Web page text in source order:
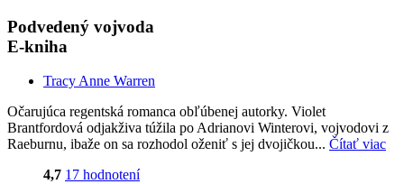
Podvedený vojvoda
E-kniha
Tracy Anne Warren
Očarujúca regentská romanca obľúbenej autorky. Violet
Brantfordová odjakživa túžila po Adrianovi Winterovi, vojvodovi z
Raeburnu, ibaže on sa rozhodol oženiť s jej dvojičkou... Čítať viac
4,7 17 hodnotení